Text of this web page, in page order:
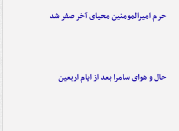
حرم امیرالمومنین محیای آخر صفر شد
حال و هوای سامرا بعد از ایام اربعین